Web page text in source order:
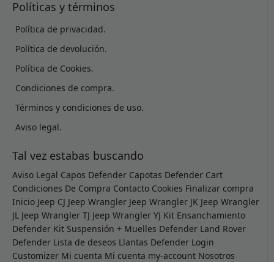
Políticas y términos
Política de privacidad.
Política de devolución.
Política de Cookies.
Condiciones de compra.
Términos y condiciones de uso.
Aviso legal.
Tal vez estabas buscando
Aviso Legal Capos Defender Capotas Defender Cart
Condiciones De Compra Contacto Cookies Finalizar compra
Inicio Jeep CJ Jeep Wrangler Jeep Wrangler JK Jeep Wrangler
JL Jeep Wrangler TJ Jeep Wrangler YJ Kit Ensanchamiento
Defender Kit Suspensión + Muelles Defender Land Rover
Defender Lista de deseos Llantas Defender Login
Customizer Mi cuenta Mi cuenta my-account Nosotros